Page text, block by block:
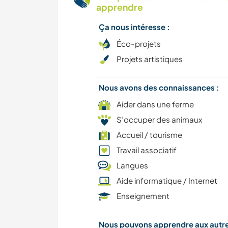
apprendre
Ça nous intéresse :
Éco-projets
Projets artistiques
Nous avons des connaissances :
Aider dans une ferme
S’occuper des animaux
Accueil / tourisme
Travail associatif
Langues
Aide informatique / Internet
Enseignement
Nous pouvons apprendre aux